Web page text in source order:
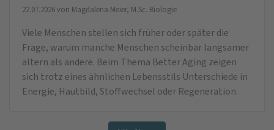
22.07.2026 von Magdalena Meier, M.Sc. Biologie
Viele Menschen stellen sich früher oder später die
Frage, warum manche Menschen scheinbar langsamer
altern als andere. Beim Thema Better Aging zeigen
sich trotz eines ähnlichen Lebensstils Unterschiede in
Energie, Hautbild, Stoffwechsel oder Regeneration.